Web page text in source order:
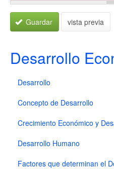
Guardar vista previa
Desarrollo
Desarrollo
Concepto de Desarrollo
Crecimiento Económico y
Desarrollo Humano
Factores que determinan el